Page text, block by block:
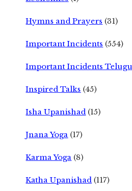
Hymns and Prayers (31)
Important Incidents (554)
Important Incidents Telugu
Inspired Talks (45)
Isha Upanishad (15)
Jnana Yoga (17)
Karma Yoga (8)
Katha Upanishad (117)